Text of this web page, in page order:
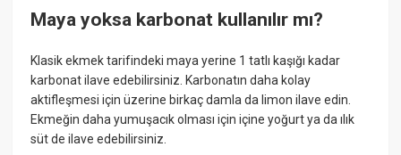
Maya yoksa karbonat kullanılır mı?
Klasik ekmek tarifindeki maya yerine 1 tatlı kaşığı kadar
karbonat ilave edebilirsiniz. Karbonatın daha kolay
aktifleşmesi için üzerine birkaç damla da limon ilave edin.
Ekmeğin daha yumuşacık olması için içine yoğurt ya da ılık
süt de ilave edebilirsiniz.